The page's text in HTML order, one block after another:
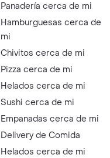
Panadería cerca de mi
Hamburguesas cerca de
mi
Chivitos cerca de mi
Pizza cerca de mi
Helados cerca de mi
Sushi cerca de mi
Empanadas cerca de mi
Delivery de Comida
Helados cerca de mi